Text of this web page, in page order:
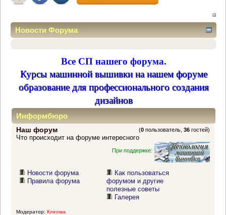
Новости Форума
Все СП нашего форума.
Курсы машинной вышивки на нашем форуме
образование для профессионального создания
дизайнов
Информбюро
Наш форум (0 пользователь,36 гостей)
Что происходит на форуме интересного
При поддержке:
Новости форума
Правила форума
Как пользоваться
форумом и другие
полезные советы
Галерея
Модератор: Клеома